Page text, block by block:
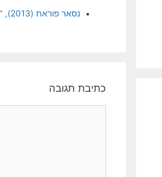
נסאר פוראת (2013), "שודד הפתקים" נתפס,
כתיבת תגובה